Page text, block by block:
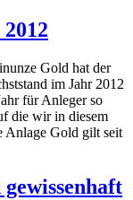
Gold hat der
im Jahr 2012
für Anleger so
die wir in diesem
Anlage Gold gilt seit